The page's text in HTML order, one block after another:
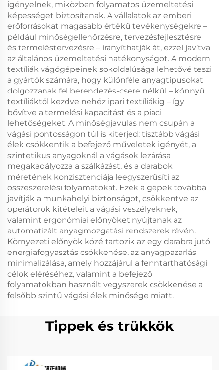
igényelnek, miközben folyamatos üzemeltetési
képességet biztosítanak. A vállalatok az emberi
erőforrásokat magasabb értékű tevékenységekre –
például minőségellenőrzésre, tervezésfejlesztésre
és termeléstervezésre – irányíthatják át, ezzel javítva
az általános üzemeltetési hatékonyságot. A modern
textíliák vágógépeinek sokoldalúsága lehetővé teszi
a gyártók számára, hogy különféle anyagtípusokat
dolgozzanak fel berendezés-csere nélkül – könnyű
textíliáktól kezdve nehéz ipari textíliákig – így
bővítve a termelési kapacitást és a piaci
lehetőségeket. A minőségjavulás nem csupán a
vágási pontosságon túl is kiterjed: tisztább vágási
élek csökkentik a befejező műveletek igényét, a
szintetikus anyagoknál a vágások lezárása
megakadályozza a szálkázást, és a darabok
méretének konzisztenciája leegyszerűsíti az
összeszerelési folyamatokat. Ezek a gépek továbbá
javítják a munkahelyi biztonságot, csökkentve az
operátorok kitételeit a vágási veszélyeknek,
valamint ergonómiai előnyöket nyújtanak az
automatizált anyagmozgatási rendszerek révén.
Környezeti előnyök közé tartozik az egy darabra jutó
energiafogyasztás csökkenése, az anyagpazarlás
minimalizálása, amely hozzájárul a fenntarthatósági
célok eléréséhez, valamint a befejező
folyamatokban használt vegyszerek csökkenése a
felsőbb szintű vágási élek minősége miatt.
Tippek és trükkök